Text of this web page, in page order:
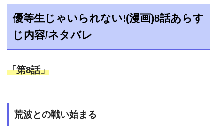
優等生じゃいられない!(漫画)8話あらす
じ内容/ネタバレ
「第8話」
荒波との戦い始まる